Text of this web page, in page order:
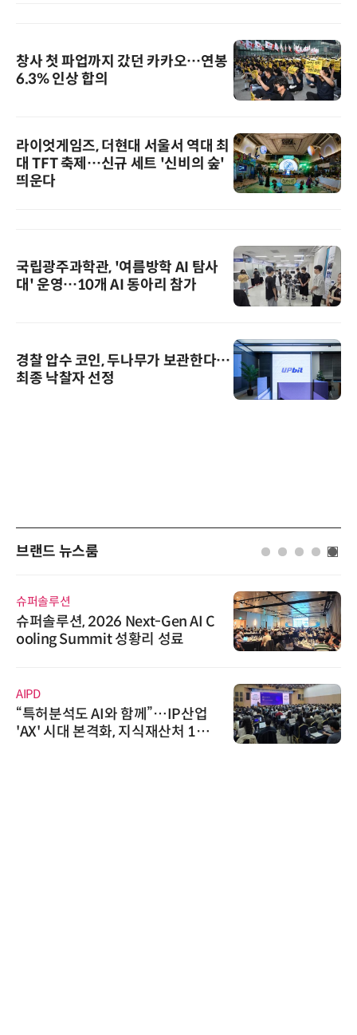
창사 첫 파업까지 갔던 카카오…연봉
6.3% 인상 합의
라이엇게임즈, 더현대 서울서 역대 최
대 TFT 축제…신규 세트 '신비의 숲'
띄운다
국립광주과학관, '여름방학 AI 탐사
대' 운영…10개 AI 동아리 참가
경찰 압수 코인, 두나무가 보관한다…
최종 낙찰자 선정
브랜드 뉴스룸
슈퍼솔루션
슈퍼솔루션, 2026 Next-Gen AI C
ooling Summit 성황리 성료
AIPD
“특허분석도 AI와 함께”…IP산업
'AX' 시대 본격화, 지식재산처 1호